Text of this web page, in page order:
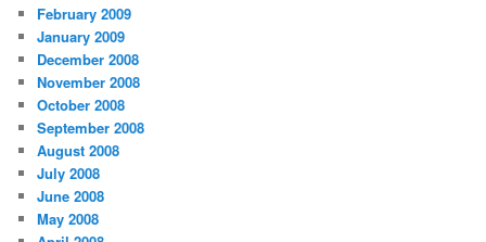
February 2009
January 2009
December 2008
November 2008
October 2008
September 2008
August 2008
July 2008
June 2008
May 2008